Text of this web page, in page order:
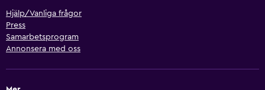
Hjälp/Vanliga frågor
Press
Samarbetsprogram
Annonsera med oss